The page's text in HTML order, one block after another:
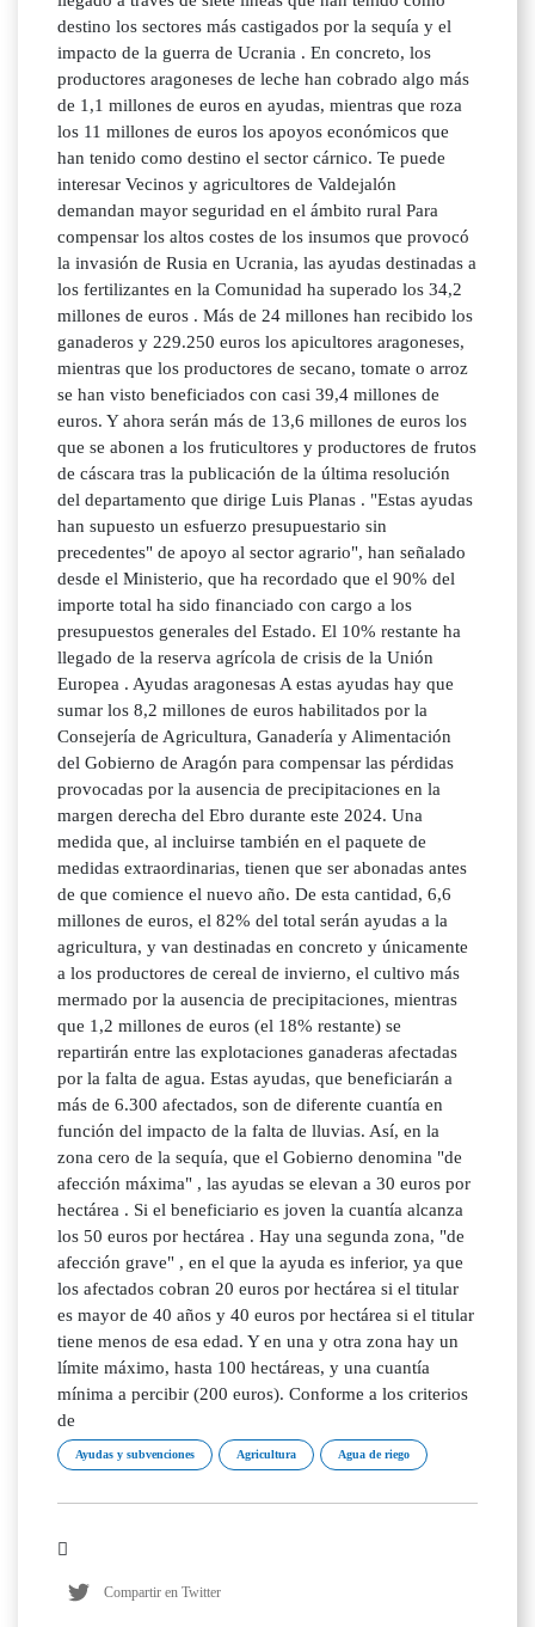
destino los sectores más castigados por la sequía y el
impacto de la guerra de Ucrania . En concreto, los
productores aragoneses de leche han cobrado algo más
de 1,1 millones de euros en ayudas, mientras que roza
los 11 millones de euros los apoyos económicos que
han tenido como destino el sector cárnico. Te puede
interesar Vecinos y agricultores de Valdejalón
demandan mayor seguridad en el ámbito rural Para
compensar los altos costes de los insumos que provocó
la invasión de Rusia en Ucrania, las ayudas destinadas a
los fertilizantes en la Comunidad ha superado los 34,2
millones de euros . Más de 24 millones han recibido los
ganaderos y 229.250 euros los apicultores aragoneses,
mientras que los productores de secano, tomate o arroz
se han visto beneficiados con casi 39,4 millones de
euros. Y ahora serán más de 13,6 millones de euros los
que se abonen a los fruticultores y productores de frutos
de cáscara tras la publicación de la última resolución
del departamento que dirige Luis Planas . "Estas ayudas
han supuesto un esfuerzo presupuestario sin
precedentes" de apoyo al sector agrario", han señalado
desde el Ministerio, que ha recordado que el 90% del
importe total ha sido financiado con cargo a los
presupuestos generales del Estado. El 10% restante ha
llegado de la reserva agrícola de crisis de la Unión
Europea . Ayudas aragonesas A estas ayudas hay que
sumar los 8,2 millones de euros habilitados por la
Consejería de Agricultura, Ganadería y Alimentación
del Gobierno de Aragón para compensar las pérdidas
provocadas por la ausencia de precipitaciones en la
margen derecha del Ebro durante este 2024. Una
medida que, al incluirse también en el paquete de
medidas extraordinarias, tienen que ser abonadas antes
de que comience el nuevo año. De esta cantidad, 6,6
millones de euros, el 82% del total serán ayudas a la
agricultura, y van destinadas en concreto y únicamente
a los productores de cereal de invierno, el cultivo más
mermado por la ausencia de precipitaciones, mientras
que 1,2 millones de euros (el 18% restante) se
repartirán entre las explotaciones ganaderas afectadas
por la falta de agua. Estas ayudas, que beneficiarán a
más de 6.300 afectados, son de diferente cuantía en
función del impacto de la falta de lluvias. Así, en la
zona cero de la sequía, que el Gobierno denomina "de
afección máxima" , las ayudas se elevan a 30 euros por
hectárea . Si el beneficiario es joven la cuantía alcanza
los 50 euros por hectárea . Hay una segunda zona, "de
afección grave" , en el que la ayuda es inferior, ya que
los afectados cobran 20 euros por hectárea si el titular
es mayor de 40 años y 40 euros por hectárea si el titular
tiene menos de esa edad. Y en una y otra zona hay un
límite máximo, hasta 100 hectáreas, y una cuantía
mínima a percibir (200 euros). Conforme a los criterios
de
Ayudas y subvenciones Agricultura Agua de riego
Compartir en Twitter